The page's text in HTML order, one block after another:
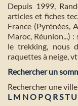
Depuis 1999,
articles et fiches
France (Pyrénées,
Maroc, Réunion...)
le trekking, nous
raquettes à neige,
Rechercher un
Rechercher une
L M NO PQ R ST U